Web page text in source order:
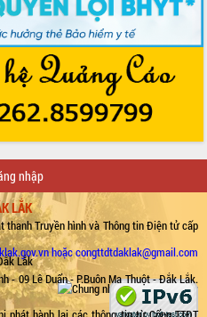
nhập
LẮK
thanh Truyền hình và Thông tin Điện tử cấp
Lắk
- 09 Lê Duẩn - P.Buôn Ma Thuột - Đắk Lắk.
hoặc congttdtdaklak@gmail.com